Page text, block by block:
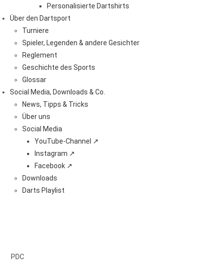
Personalisierte Dartshirts
Über den Dartsport
Turniere
Spieler, Legenden & andere Gesichter
Reglement
Geschichte des Sports
Glossar
Social Media, Downloads & Co.
News, Tipps & Tricks
Über uns
Social Media
YouTube-Channel ↗
Instagram ↗
Facebook ↗
Downloads
Darts Playlist
PDC